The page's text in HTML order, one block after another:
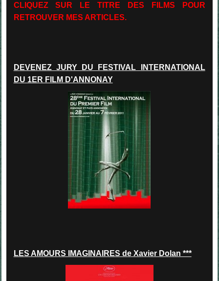
CLIQUEZ SUR LE TITRE DES FILMS POUR
RETROUVER MES ARTICLES.
D EVENEZ JURY DU FESTIVAL INTERNATIONAL
DU 1ER FILM D'ANNONAY
LES AMOURS IMAGINAIRES de Xavier Dolan ***